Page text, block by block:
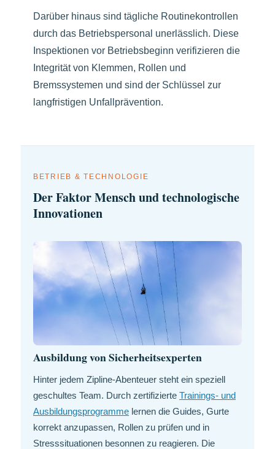
Darüber hinaus sind tägliche Routinekontrollen
durch das Betriebspersonal unerlässlich. Diese
Inspektionen vor Betriebsbeginn verifizieren die
Integrität von Klemmen, Rollen und
Bremssystemen und sind der Schlüssel zur
langfristigen Unfallprävention.
BETRIEB & TECHNOLOGIE
Der Faktor Mensch und technologische
Innovationen
Ausbildung von Sicherheitsexperten
Hinter jedem Zipline-Abenteuer steht ein speziell
geschultes Team. Durch zertifizierte Trainings- und
Ausbildungsprogramme lernen die Guides, Gurte
korrekt anzupassen, Rollen zu prüfen und in
Stresssituationen besonnen zu reagieren. Die